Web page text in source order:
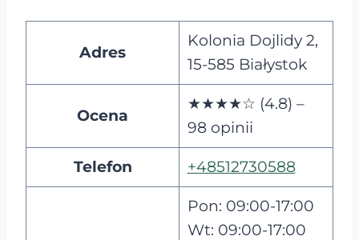
Adres
Kolonia Dojlidy 2,
15-585 Białystok
Ocena
★★★★☆ (4.8) –
98 opinii
Telefon +48512730588
Pon: 09:00-17:00
Wt: 09:00-17:00